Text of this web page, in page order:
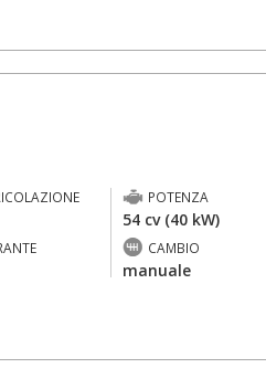
POTENZA
54 cv (40 kW)
CAMBIO
manuale